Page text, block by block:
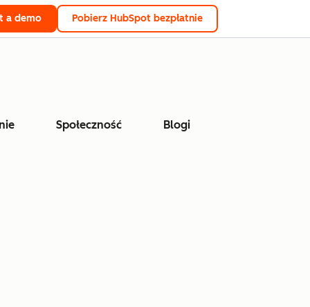
a demo Pobierz HubSpot bezpłatnie
Społeczność Blogi